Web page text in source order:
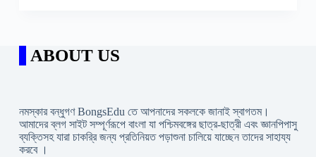
ABOUT US
নমস্কার বন্ধুগণ BongsEdu তে আপনাদের সকলকে জানাই স্বাগতম।
আমাদের ব্লগ সাইট সম্পূর্ণরূপে বাংলা যা পশ্চিমবঙ্গের ছাত্র-ছাত্রী এবং জ্ঞানপিপাসু
ব্যক্তিসহ যারা চাকরি্র জন্য প্রতিনিয়ত পড়াশুনা চালিয়ে যাচ্ছেন তাদের সাহায্য
করবে ।